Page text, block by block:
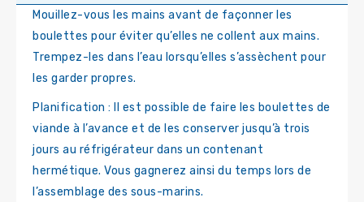
Mouillez-vous les mains avant de façonner les
boulettes pour éviter qu’elles ne collent aux mains.
Trempez-les dans l’eau lorsqu’elles s’assèchent pour
les garder propres.
Planification : Il est possible de faire les boulettes de
viande à l’avance et de les conserver jusqu’à trois
jours au réfrigérateur dans un contenant
hermétique. Vous gagnerez ainsi du temps lors de
l’assemblage des sous-marins.